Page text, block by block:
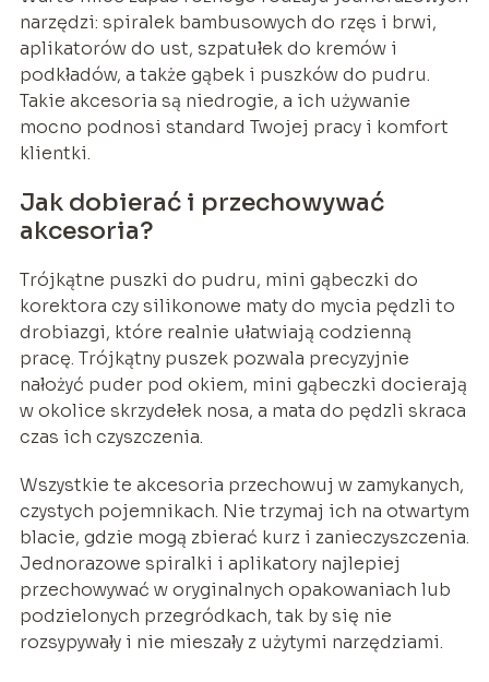
narzędzi: spiralek bambusowych do rzęs i brwi,
aplikatorów do ust, szpatułek do kremów i
podkładów, a także gąbek i puszków do pudru.
Takie akcesoria są niedrogie, a ich używanie
mocno podnosi standard Twojej pracy i komfort
klientki.
Jak dobierać i przechowywać
akcesoria?
Trójkątne puszki do pudru, mini gąbeczki do
korektora czy silikonowe maty do mycia pędzli to
drobiazgi, które realnie ułatwiają codzienną
pracę. Trójkątny puszek pozwala precyzyjnie
nałożyć puder pod okiem, mini gąbeczki docierają
w okolice skrzydełek nosa, a mata do pędzli skraca
czas ich czyszczenia.
Wszystkie te akcesoria przechowuj w zamykanych,
czystych pojemnikach. Nie trzymaj ich na otwartym
blacie, gdzie mogą zbierać kurz i zanieczyszczenia.
Jednorazowe spiralki i aplikatory najlepiej
przechowywać w oryginalnych opakowaniach lub
podzielonych przegródkach, tak by się nie
rozsypywały i nie mieszały z użytymi narzędziami.